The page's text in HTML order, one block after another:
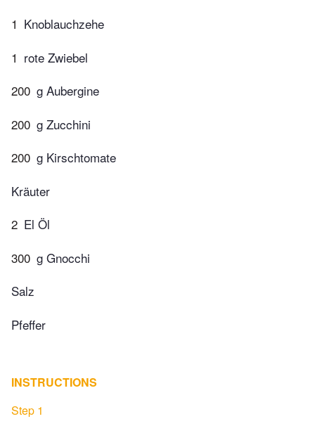
1 Knoblauchzehe
1 rote Zwiebel
200 g Aubergine
200 g Zucchini
200 g Kirschtomate
Kräuter
2 El Öl
300 g Gnocchi
Salz
Pfeffer
INSTRUCTIONS
Step 1